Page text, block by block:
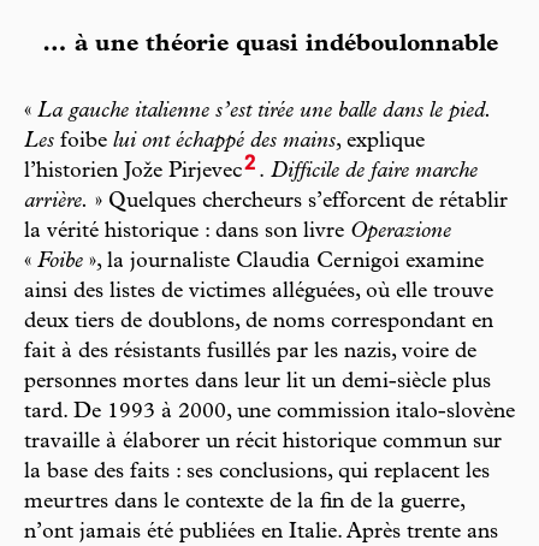
… à une théorie quasi indéboulonnable
« La gauche italienne s’est tirée une balle dans le pied.
Les foibe lui ont échappé des mains, explique
l’historien Jože Pirjevec2 . Difficile de faire marche
arrière. » Quelques chercheurs s’efforcent de rétablir
la vérité historique : dans son livre Operazione
« Foibe », la journaliste Claudia Cernigoi examine
ainsi des listes de victimes alléguées, où elle trouve
deux tiers de doublons, de noms correspondant en
fait à des résistants fusillés par les nazis, voire de
personnes mortes dans leur lit un demi-siècle plus
tard. De 1993 à 2000, une commission italo-slovène
travaille à élaborer un récit historique commun sur
la base des faits : ses conclusions, qui replacent les
meurtres dans le contexte de la fin de la guerre,
n’ont jamais été publiées en Italie. Après trente ans